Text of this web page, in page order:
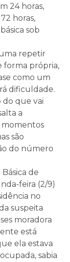
24 horas,
horas,
sob
repetir
forma própria,
como um
dificuldade.
do que vai
a
momentos
são
do número
de
feira (2/9)
no
suspeita
moradora
está
ela estava
sabia